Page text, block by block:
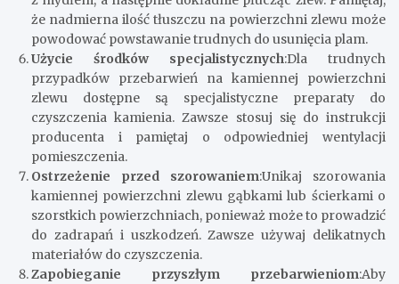
że nadmierna ilość tłuszczu na powierzchni zlewu może
powodować powstawanie trudnych do usunięcia plam.
Użycie środków specjalistycznych:Dla trudnych
przypadków przebarwień na kamiennej powierzchni
zlewu dostępne są specjalistyczne preparaty do
czyszczenia kamienia. Zawsze stosuj się do instrukcji
producenta i pamiętaj o odpowiedniej wentylacji
pomieszczenia.
Ostrzeżenie przed szorowaniem:Unikaj szorowania
kamiennej powierzchni zlewu gąbkami lub ścierkami o
szorstkich powierzchniach, ponieważ może to prowadzić
do zadrapań i uszkodzeń. Zawsze używaj delikatnych
materiałów do czyszczenia.
Zapobieganie przyszłym przebarwieniom:Aby